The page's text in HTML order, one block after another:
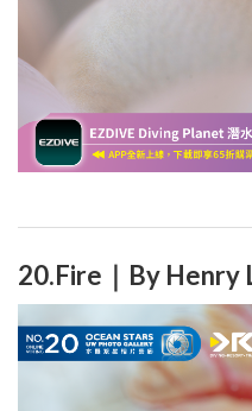
20.Fire｜By Henry